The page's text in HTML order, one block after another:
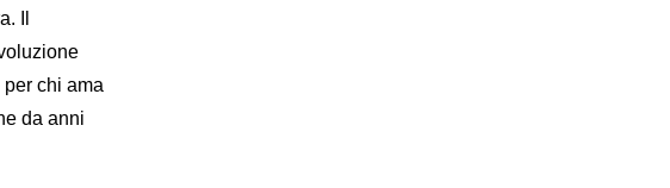
Il
chi ama
da anni